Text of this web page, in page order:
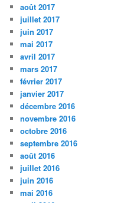
août 2017
juillet 2017
juin 2017
mai 2017
avril 2017
mars 2017
février 2017
janvier 2017
décembre 2016
novembre 2016
octobre 2016
septembre 2016
août 2016
juillet 2016
juin 2016
mai 2016